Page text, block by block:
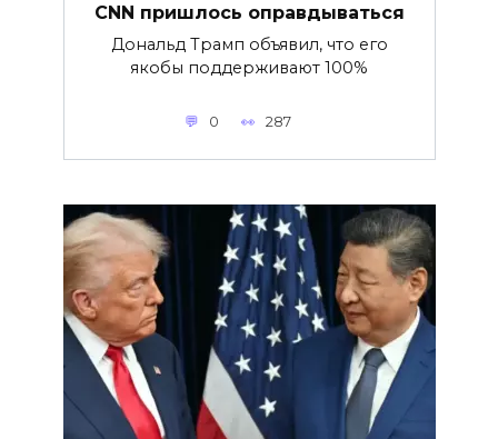
CNN пришлось оправдываться
Дональд Трамп объявил, что его
якобы поддерживают 100%
0 287